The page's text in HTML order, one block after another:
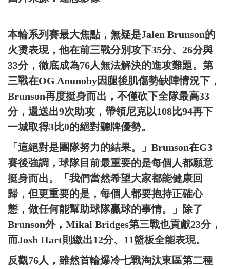
本輪系列賽最大焦點，無疑是Jalen Brunson的
火燙表現，他在前三戰分別攻下35分、26分與
33分，徹底成為76人無法解決的進攻難題。第
三戰在OG Anunoby因腿後肌傷勢缺陣情況下，
Brunson再度挺身而出，不僅砍下全隊最高33
分，還送出9次助攻，帶領尼克以108比94再下
一城取得3比0的絕對聽牌優勢。
「這絕對是團隊努力的結果。」Brunson在G3
賽後強調，球隊目前最重要的是每個人都願意
挺身而出。「我們當然希望大家都能健康回
歸，但更重要的是，每個人都要抱持正確心
態，做任何能幫助球隊贏球的事情。」除了
Brunson外，Mikal Bridges第三戰也貢獻23分，
而Josh Hart則繳出12分、11籃板全能表現。
反觀76人，雖然首輪爆冷七戰淘汰東區第二種